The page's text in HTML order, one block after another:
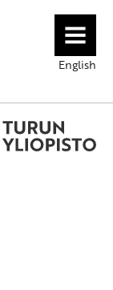
MENU
English